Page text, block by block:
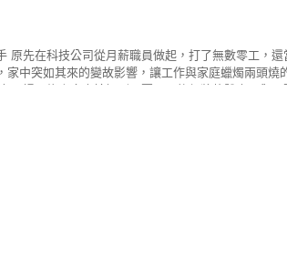
原先在科技公司從月薪職員做起，打了無數零工，
家中突如其來的變故影響，讓工作與家庭蠟燭兩頭
一場因緣際會中接觸到股票，爾後便將軟體專長與
的「主力籌碼過濾系統」 盤中警報器是以「技術